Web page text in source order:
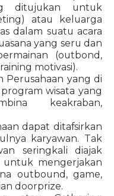
ditujukan untuk
atau keluarga
dalam suatu acara
yang seru dan
(outbond,
motivasi).
Perusahaan yang di
wisata yang
keakraban,
dapat ditafsirkan
karyawan. Tak
seringkali diajak
mengerjakan
outbound, game,
doorprize.